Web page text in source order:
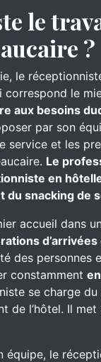
le
?
le
correspond le
aux besoins
par son
service et les
Le
en
du snacking de
accueil dans
des personnes
constamment
se charge
de l’hôtel. Il
équipe, le